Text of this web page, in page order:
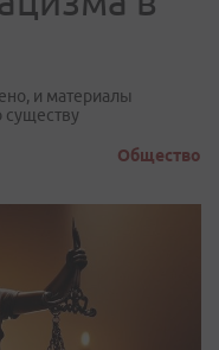
и материалы
существу
Общество